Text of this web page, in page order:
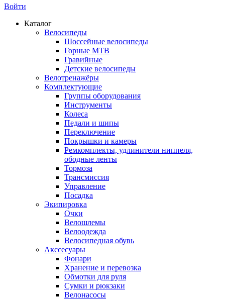
Войти
Каталог
Велосипеды
Шоссейные велосипеды
Горные МTB
Гравийные
Детские велосипеды
Велотренажёры
Комплектующие
Группы оборудования
Инструменты
Колеса
Педали и шипы
Переключение
Покрышки и камеры
Ремкомплекты, удлинители ниппеля,
ободные ленты
Тормоза
Трансмиссия
Управление
Посадка
Экипировка
Очки
Велошлемы
Велоодежда
Велосипедная обувь
Акссесуары
Фонари
Хранение и перевозка
Обмотки для руля
Сумки и рюкзаки
Велонасосы